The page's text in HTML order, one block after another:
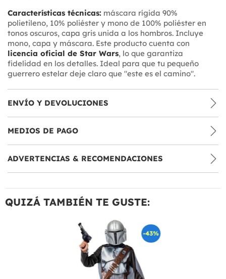
Características técnicas: máscara rígida 90%
polietileno, 10% poliéster y mono de 100% poliéster en
tonos oscuros, capa gris unida a los hombros. Incluye
mono, capa y máscara. Este producto cuenta con
licencia oficial de Star Wars, lo que garantiza
fidelidad en los detalles. Ideal para que tu pequeño
guerrero estelar deje claro que "este es el camino".
ENVÍO Y DEVOLUCIONES
MEDIOS DE PAGO
ADVERTENCIAS & RECOMENDACIONES
QUIZÁ TAMBIÉN TE GUSTE:
-43%